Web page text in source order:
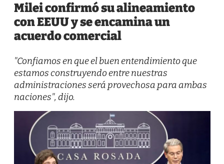
Milei confirmó su alineamiento
con EEUU y se encamina un
acuerdo comercial
"Confiamos en que el buen entendimiento que
estamos construyendo entre nuestras
administraciones será provechosa para ambas
naciones", dijo.